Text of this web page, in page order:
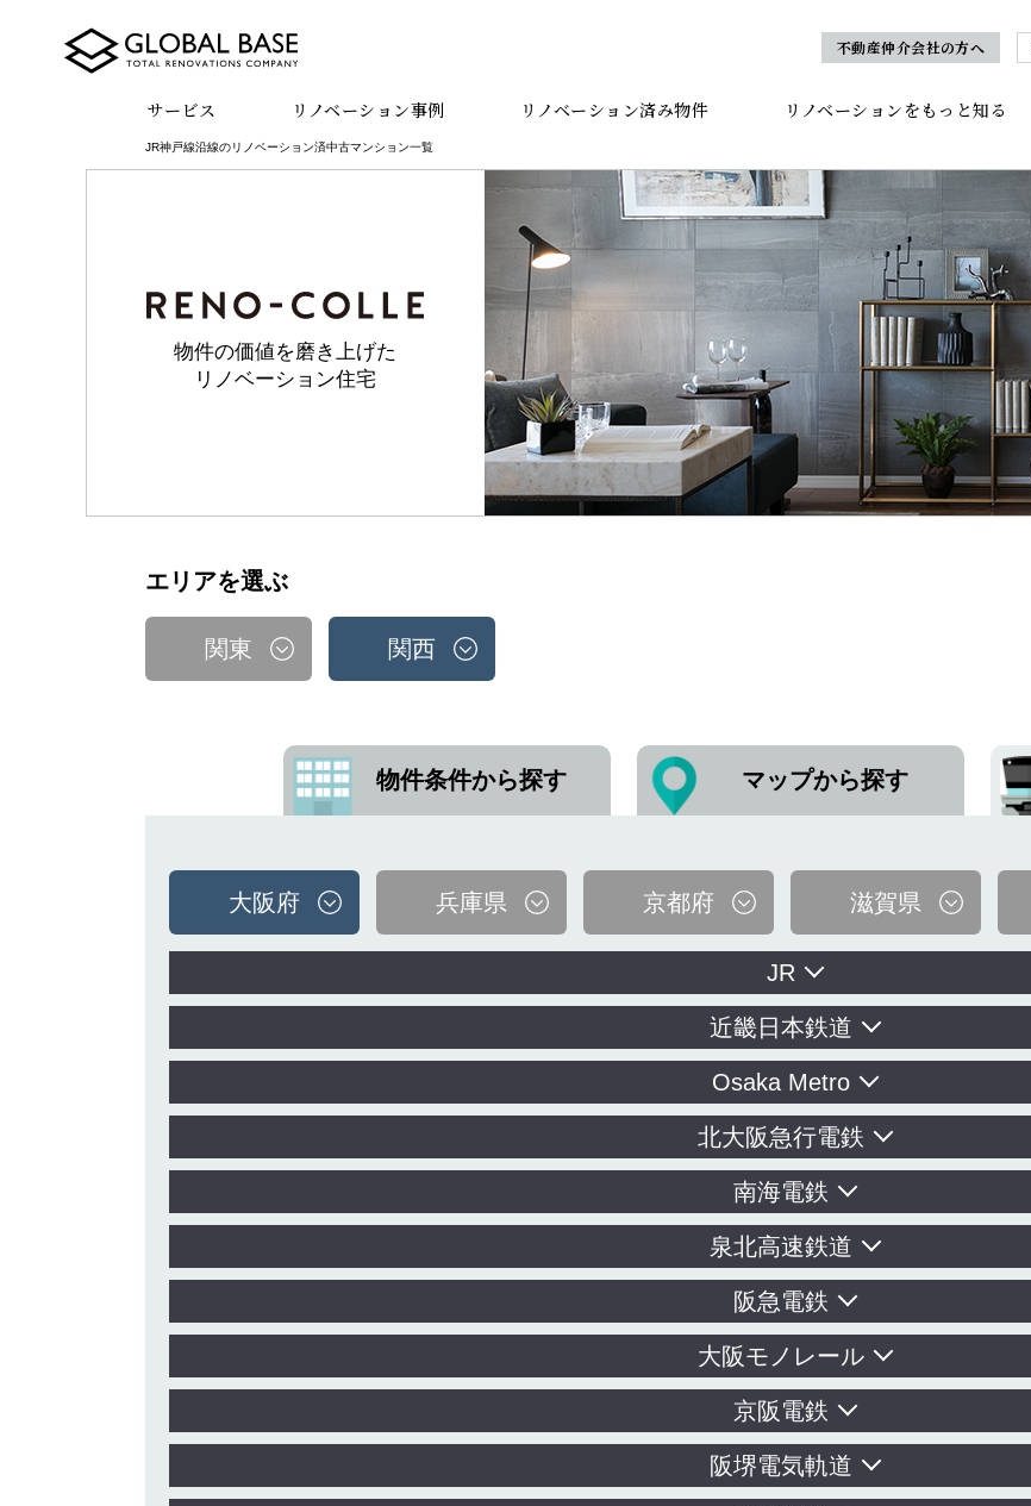
不動産仲介会社の方へ
サービス リノベーション事例 リノベーション済み物件 リノベーションをもっと知る
JR神戸線沿線のリノベーション済中古マンション一覧
物件の価値を磨き上げた
リノベーション住宅
エリアを選ぶ
関東 関西
物件条件から探す マップから探す
大阪府 兵庫県 京都府 滋賀県
JR
近畿日本鉄道
Osaka Metro
北大阪急行電鉄
南海電鉄
泉北高速鉄道
阪急電鉄
大阪モノレール
京阪電鉄
阪堺電気軌道